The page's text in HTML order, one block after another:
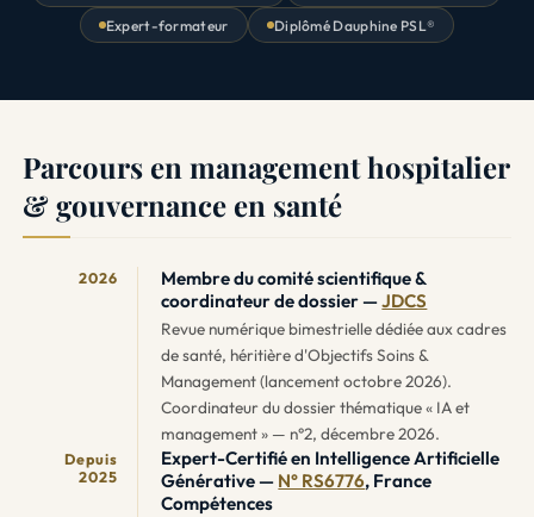
Expert-formateur
Diplômé Dauphine PSL®
Parcours en management hospitalier
& gouvernance en santé
2026
Membre du comité scientifique &
coordinateur de dossier —JDCS
Revue numérique bimestrielle dédiée aux cadres
de santé, héritière d'Objectifs Soins &
Management(lancement octobre 2026).
Coordinateur du dossier thématique « IA et
management » — n°2, décembre 2026.
Depuis
2025
Expert-Certifié en Intelligence Artificielle
Générative — N° RS6776, France
Compétences